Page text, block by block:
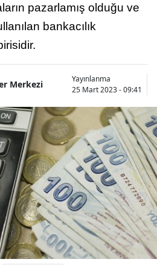
pazarlamış olduğu ve
bankacılık
Merkezi
Yayınlanma
25 Mart 2023 - 09:41